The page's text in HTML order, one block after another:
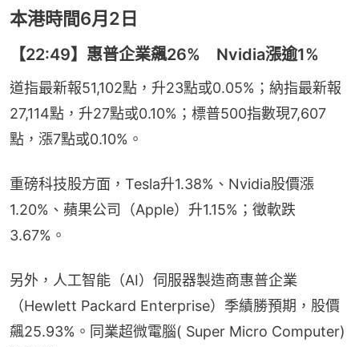
本港時間6月2日
【22:49】惠普企業飆26% Nvidia漲逾1%
道指最新報51,102點，升23點或0.05%；納指最新報
27,114點，升27點或0.10%；標普500指數現7,607
點，漲7點或0.10%。
重磅科技股方面，Tesla升1.38%、Nvidia股價漲
1.20%、蘋果公司（Apple）升1.15%；徵軟跌
3.67%。
另外，人工智能（AI）伺服器製造商惠普企業
（Hewlett Packard Enterprise）季績勝預期，股價
飆25.93%。同業超微電腦( Super Micro Computer)